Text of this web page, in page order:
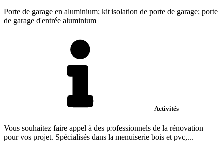
Porte de garage en aluminium; kit isolation de porte de garage; porte
de garage d'entrée aluminium
Activités
Vous souhaitez faire appel à des professionnels de la rénovation
pour vos projet. Spécialisés dans la menuiserie bois et pvc,...